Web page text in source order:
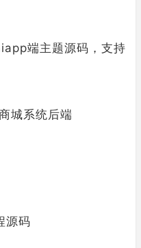
端主题源码，支持
城系统后端
源码